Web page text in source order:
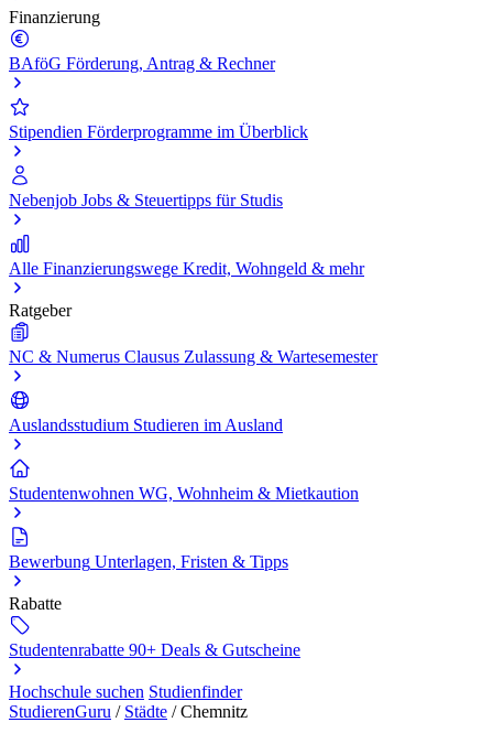
Finanzierung
BAföG Förderung, Antrag & Rechner
Stipendien Förderprogramme im Überblick
Nebenjob Jobs & Steuertipps für Studis
Alle Finanzierungswege Kredit, Wohngeld & mehr
Ratgeber
NC & Numerus Clausus Zulassung & Wartesemester
Auslandsstudium Studieren im Ausland
Studentenwohnen WG, Wohnheim & Mietkaution
Bewerbung Unterlagen, Fristen & Tipps
Rabatte
Studentenrabatte 90+ Deals & Gutscheine
Hochschule suchen Studienfinder
StudierenGuru / Städte /Chemnitz